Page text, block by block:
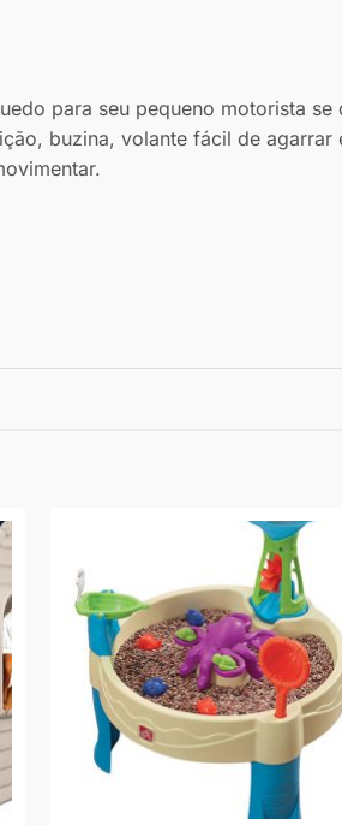
para seu pequeno motorista se
buzina, volante fácil de